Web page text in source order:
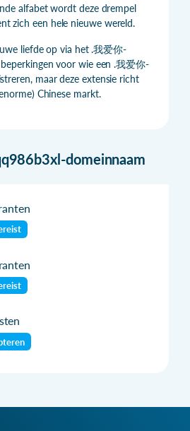
alfabet wordt deze drempel
zich een hele nieuwe wereld.
liefde op via het .我爱你-
voor wie een .我爱你-
maar deze extensie richt
Chinese markt.
domeinnaam